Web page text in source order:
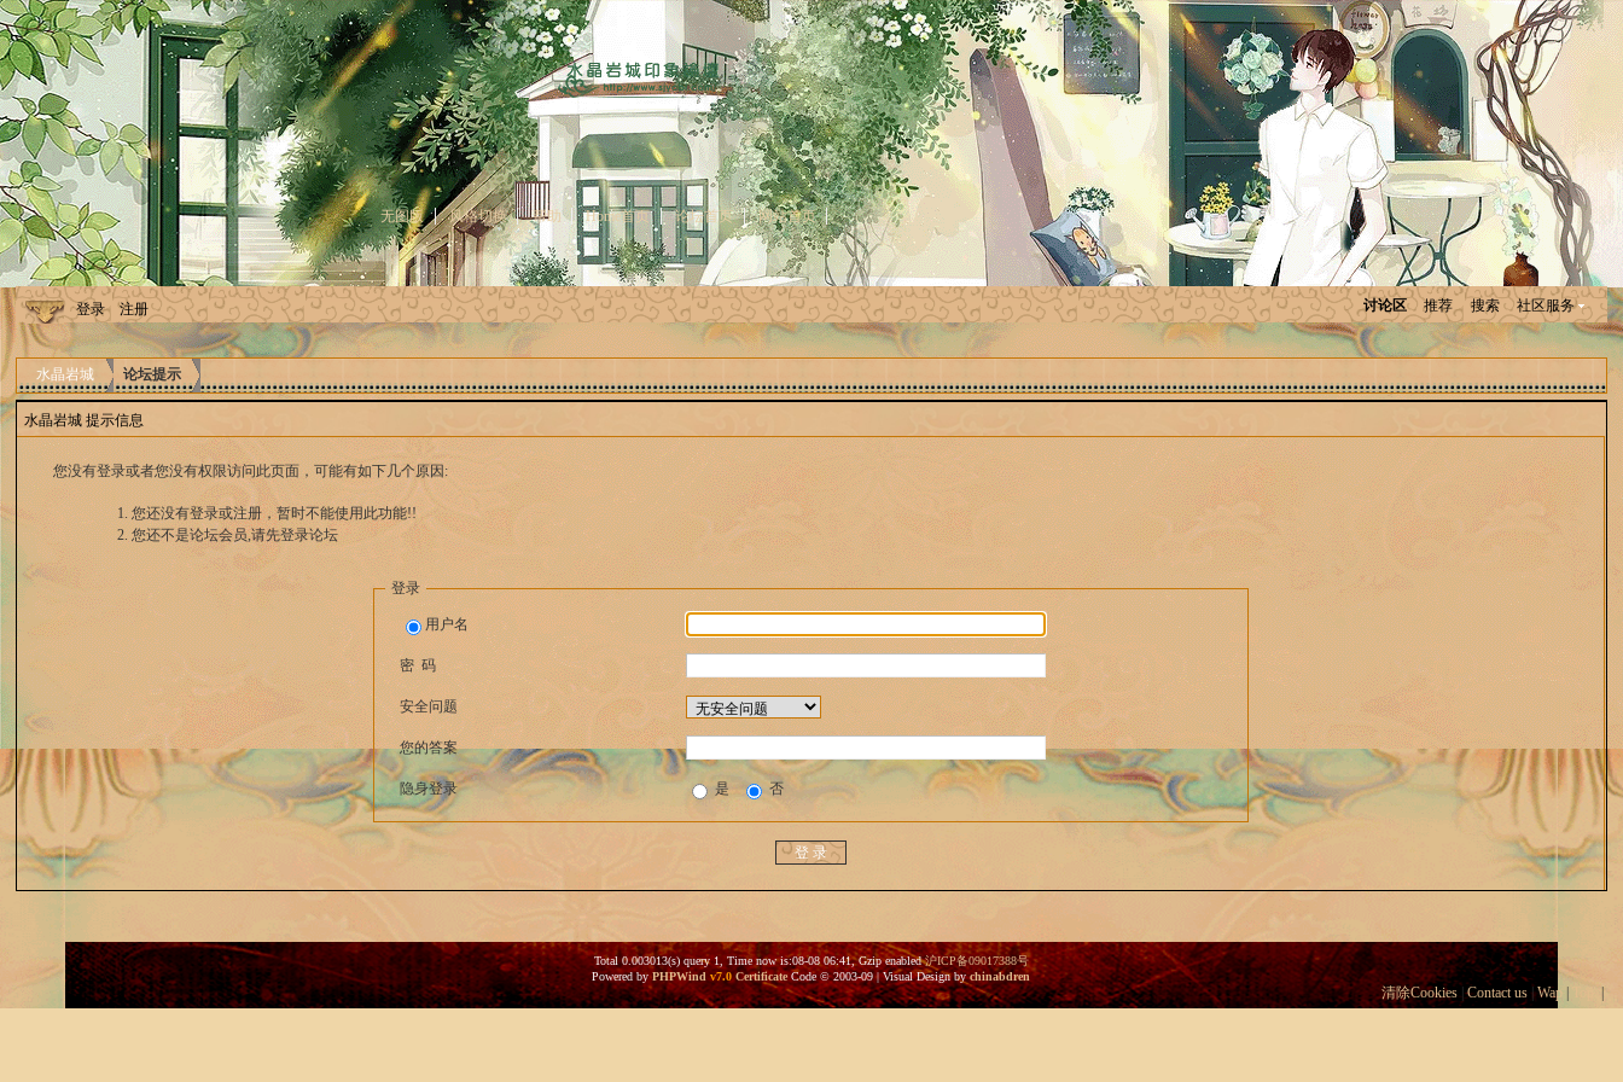
无图版 风格切换 帮助 Home首页 论坛首页 网站首页
登录 注册 讨论区 推荐 搜索 社区服务
水晶岩城 论坛提示
水晶岩城 提示信息
您没有登录或者您没有权限访问此页面，可能有如下几个原因:
您还没有登录或注册，暂时不能使用此功能!!
您还不是论坛会员,请先登录论坛
登录
用户名
密 码
安全问题
您的答案
隐身登录 是 否
Total 0.003013(s) query 1, Time now is:08-08 06:41, Gzip enabled 沪ICP备09017388号
Powered byPHPWind v7.0 CertificateCode © 2003-09 | Visual Design bychinabdren
清除Cookies|Contact us|Wap